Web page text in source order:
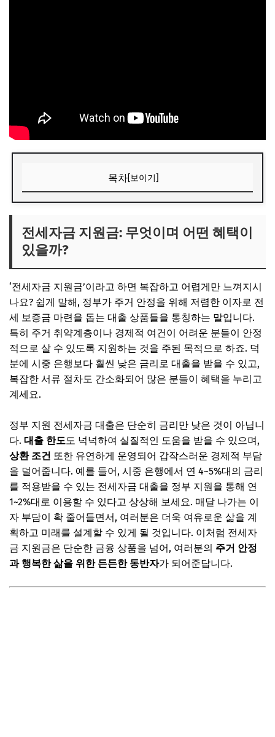
목차[보이기]
📌 지금 뜨는 꿀정보! 놓치지 마세요
추가할인 코드 WRVE6
청년 전세자금 지원금: 종류와 신청 조건
청년 버팀목 전세자금 대출, 나도 받을 수 있을까?
중소기업 청년 전세자금 대출, 직장인이라면 주목!
📌 지금 뜨는 꿀정보! 놓치지 마세요
추가할인 코드 WRVE6
신혼부부 전세자금 지원금: 특별 혜택 총정리
신혼부부 전용 버팀목 전세자금 대출, 우리 부부를 위한 혜
신생아 특례 전세자금 대출, 아기를 기다리는 가정이라면 필
수!
📌 지금 뜨는 꿀정보! 놓치지 마세요
추가할인 코드 WRVE6
서민 전세자금 지원금: 일반 가구를 위한 길잡이
버팀목 전세자금 대출 일반형, 더 넓은 문을 열다
저소득층 및 다자녀 가구 특별 지원, 따뜻한 관심이 필요한
곳에
전세자금 지원금: 무엇이며 어떤 혜택이
있을까?
‘전세자금 지원금’이라고 하면 복잡하고 어렵게만 느껴지시
나요? 쉽게 말해, 정부가 주거 안정을 위해 저렴한 이자로 전
세 보증금 마련을 돕는 대출 상품들을 통칭하는 말입니다.
특히 주거 취약계층이나 경제적 여건이 어려운 분들이 안정
적으로 살 수 있도록 지원하는 것을 주된 목적으로 하죠. 덕
분에 시중 은행보다 훨씬 낮은 금리로 대출을 받을 수 있고,
복잡한 서류 절차도 간소화되어 많은 분들이 혜택을 누리고
계세요.
정부 지원 전세자금 대출은 단순히 금리만 낮은 것이 아닙니
다. 대출 한도도 넉넉하여 실질적인 도움을 받을 수 있으며,
상환 조건 또한 유연하게 운영되어 갑작스러운 경제적 부담
을 덜어줍니다. 예를 들어, 시중 은행에서 연 4~5%대의 금리
를 적용받을 수 있는 전세자금 대출을 정부 지원을 통해 연
1~2%대로 이용할 수 있다고 상상해 보세요. 매달 나가는 이
자 부담이 확 줄어들면서, 여러분은 더욱 여유로운 삶을 계
획하고 미래를 설계할 수 있게 될 것입니다. 이처럼 전세자
금 지원금은 단순한 금융 상품을 넘어, 여러분의 주거 안정
과 행복한 삶을 위한 든든한 동반자가 되어준답니다.